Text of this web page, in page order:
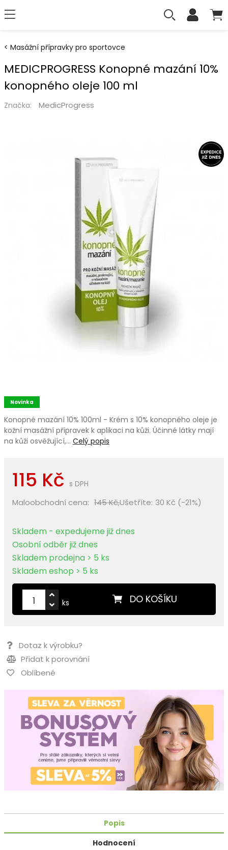
Masážní přípravky pro sportovce
MEDICPROGRESS Konopné mazání 10%
konopného oleje 100 ml
Značka: MedicProgress
Novinka
Konopné mazání 10% 100ml - Krém s 10% konopného oleje je
kožní masážní přípravek k aplikaci na kůži. Účinné látky mají
na kůži osvěžující,… Celý popis
115 Kč s DPH
Maloobchodní cena: 145 Kč,Ušetříte: 30 Kč (-21%)
Skladem - expedujeme již dnes
Osobní odběr již dnes
Skladem prodejna > 5 ks
Skladem eshop > 5 ks
DO KOŠÍKU
ks
Dotaz k výrobku?
Přidat k porovnání
Oblíbené
Popis
Hodnocení